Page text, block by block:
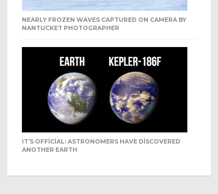
NEARLY FROZEN WAVES CAPTURED ON CAMERA BY
NANTUCKET PHOTOGRAPHER
IT’S OFFICIAL: ASTRONOMERS HAVE DISCOVERED
ANOTHER EARTH